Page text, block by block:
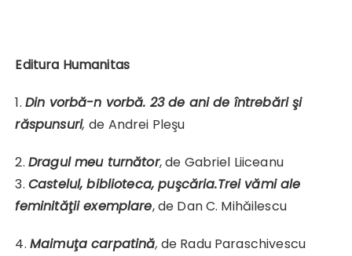
Editura Humanitas
1. Din vorbă-n vorbă. 23 de ani de întrebări şi
răspunsuri,de Andrei Pleşu
2. Dragul meu turnător, de Gabriel Liiceanu
3. Castelul, biblioteca, puşcăria.Trei vămi ale
feminităţii exemplare, de Dan C. Mihăilescu
4. Maimuţa carpatină, de Radu Paraschivescu